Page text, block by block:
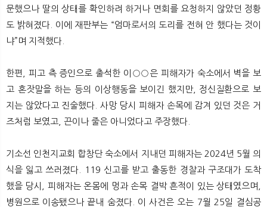
문했으나 딸의 상태를 확인하려 하거나 면회를 요청하지 않았던 정황
도 밝혀졌다. 이에 재판부는 “엄마로서의 도리를 전혀 안 했다는 것이
냐”며 지적했다.
한편, 피고 측 증인으로 출석한 이○○은 피해자가 숙소에서 벽을 보
고 혼잣말을 하는 등의 이상행동을 보이긴 했지만, 정신질환으로 보
지는 않았다고 진술했다. 사망 당시 피해자 손목에 감겨 있던 것은 거
즈처럼 보였고, 끈이나 줄은 아니었다고 주장했다.
기소선 인천지교회 합창단 숙소에서 지내던 피해자는 2024년 5월 의
식을 잃고 쓰러졌다. 119 신고를 받고 출동한 경찰과 구조대가 도착
했을 당시, 피해자는 온몸에 멍과 손목 결박 흔적이 있는 상태였으며,
병원으로 이송됐으나 끝내 숨졌다. 이 사건은 오는 7월 25일 결심공